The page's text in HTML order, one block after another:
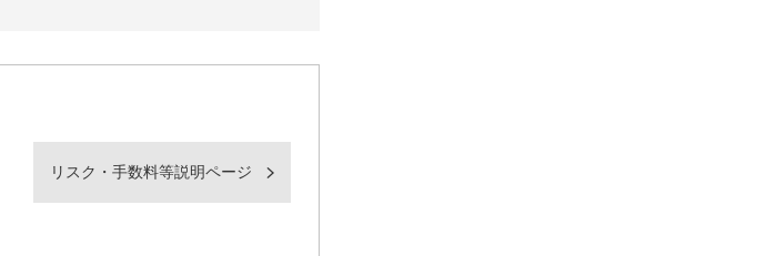
リスク・手数料等説明ページ